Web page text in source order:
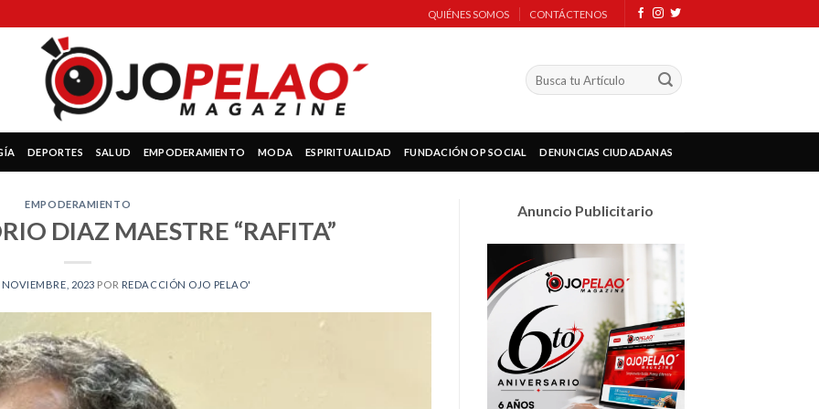
QUIÉNES SOMOS CONTÁCTENOS
DEPORTES SALUD EMPODERAMIENTO MODA ESPIRITUALIDAD FUNDACIÓN OP SOCIAL DENUNCIAS CIUDADANAS
EMPODERAMIENTO
DIAZ MAESTRE “RAFITA”
NOVIEMBRE, 2023 POR REDACCIÓN OJO PELAO'
Anuncio Publicitario